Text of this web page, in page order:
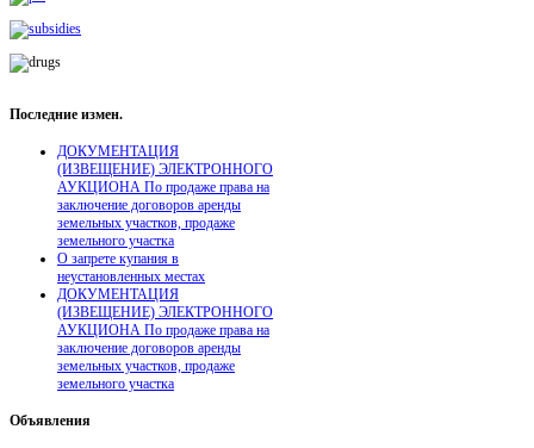
Последние измен.
ДОКУМЕНТАЦИЯ
(ИЗВЕЩЕНИЕ) ЭЛЕКТРОННОГО
АУКЦИОНА По продаже права на
заключение договоров аренды
земельных участков, продаже
земельного участка
О запрете купания в
неустановленных местах
ДОКУМЕНТАЦИЯ
(ИЗВЕЩЕНИЕ) ЭЛЕКТРОННОГО
АУКЦИОНА По продаже права на
заключение договоров аренды
земельных участков, продаже
земельного участка
Объявления